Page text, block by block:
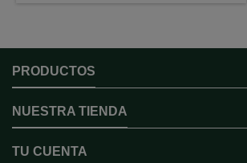
PRODUCTOS
NUESTRA TIENDA
TU CUENTA